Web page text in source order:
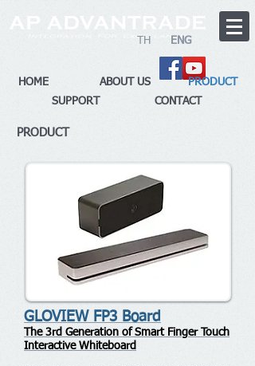
TH ENG
HOME ABOUT US
PRODUCT
SUPPORT
CONTACT
PRODUCT
GLOVIEW FP3 Board
The 3rd Generation of Smart Finger Touch
Interactive Whiteboard